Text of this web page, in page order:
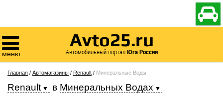


меню
Avto25.ru
Автомобильный порталЮга России
Главная / Автомагазины / Renault / Минеральные Воды
Renault в Минеральных Водах